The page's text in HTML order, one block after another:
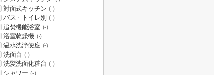
対面式キッチン (-)
バス・トイレ別 (-)
追焚機能浴室 (-)
浴室乾燥機 (-)
温水洗浄便座 (-)
洗面台 (-)
洗髪洗面化粧台 (-)
シャワー (-)